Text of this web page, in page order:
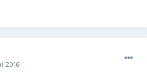
2016